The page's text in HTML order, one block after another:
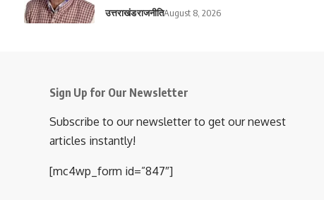
उत्तराखंडराजनीतिAugust 8, 2026
Sign Up for Our Newsletter
Subscribe to our newsletter to get our newest
articles instantly!
[mc4wp_form id=”847″]